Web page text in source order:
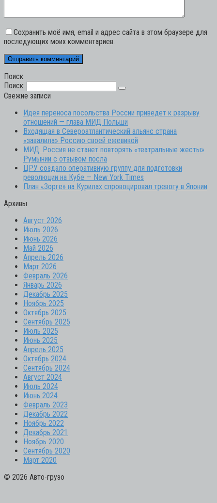
Сохранить моё имя, email и адрес сайта в этом браузере для
последующих моих комментариев.
Поиск
Поиск:
Свежие записи
Идея переноса посольства России приведет к разрыву
отношений — глава МИД Польши
Входящая в Североатлантический альянс страна
«завалила» Россию своей ежевикой
МИД: Россия не станет повторять «театральные жесты»
Румынии с отзывом посла
ЦРУ создало оперативную группу для подготовки
революции на Кубе — New York Times
План «Зорге» на Курилах спровоцировал тревогу в Японии
Архивы
Август 2026
Июль 2026
Июнь 2026
Май 2026
Апрель 2026
Март 2026
Февраль 2026
Январь 2026
Декабрь 2025
Ноябрь 2025
Октябрь 2025
Сентябрь 2025
Июль 2025
Июнь 2025
Апрель 2025
Октябрь 2024
Сентябрь 2024
Август 2024
Июль 2024
Июнь 2024
Февраль 2023
Декабрь 2022
Ноябрь 2022
Декабрь 2021
Ноябрь 2020
Сентябрь 2020
Март 2020
© 2026 Авто-грузо